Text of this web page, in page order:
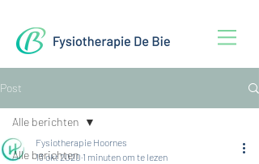
Post
Alle berichten
Alle berichten
Fysiotherapie Hoornes
13 okt 2020 1 minuten om te lezen